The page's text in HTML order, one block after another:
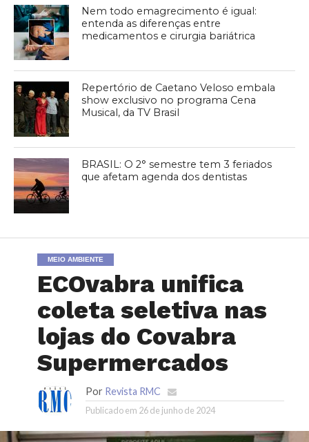
Nem todo emagrecimento é igual:
entenda as diferenças entre
medicamentos e cirurgia bariátrica
Repertório de Caetano Veloso embala
show exclusivo no programa Cena
Musical, da TV Brasil
BRASIL: O 2° semestre tem 3 feriados
que afetam agenda dos dentistas
MEIO AMBIENTE
ECOvabra unifica
coleta seletiva nas
lojas do Covabra
Supermercados
Por Revista RMC
Publicado em 26 de junho de 2024